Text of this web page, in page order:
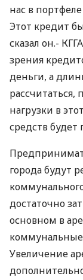
нас в
Этот кредит
сказал он.-
зрения
деньги, а
нагрузки в
средств
города будут
достаточно
основном в
Увеличение